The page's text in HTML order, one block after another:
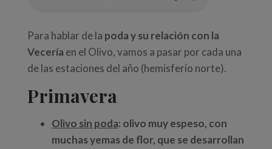
Para hablar de la poda y su relación con la
Vecería en el Olivo, vamos a pasar por cada una
de las estaciones del año (hemisferio norte).
Primavera
Olivo sin poda: olivo muy espeso, con
muchas yemas de flor, que se desarrollan